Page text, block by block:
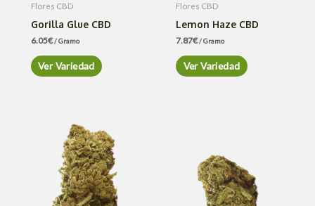
Flores CBD
Gorilla Glue CBD
6.05€/ Gramo
Ver Variedad
Flores CBD
Lemon Haze CBD
7.87€/ Gramo
Ver Variedad